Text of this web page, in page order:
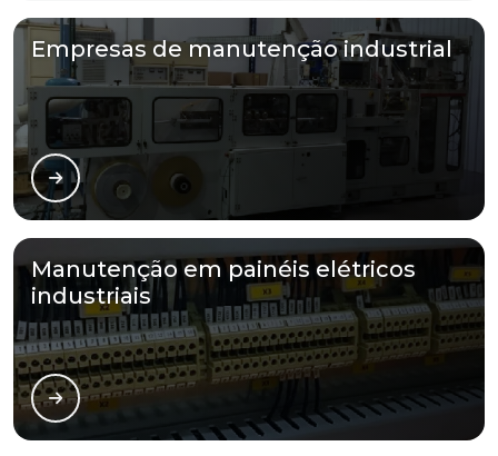
Empresas de manutenção industrial
Manutenção em painéis elétricos
industriais